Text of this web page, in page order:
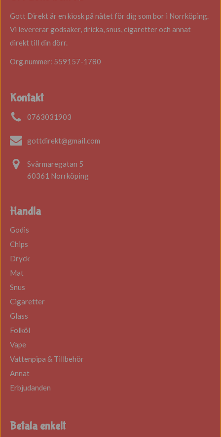
Gott Direkt är en kiosk på nätet för dig som bor i Norrköping.
Vi levererar godsaker, dricka, snus, cigaretter och annat
direkt till din dörr.
Org.nummer: 559157-1780
Kontakt
0763031903
gottdirekt@gmail.com
Svärmaregatan 5
60361 Norrköping
Handla
Godis
Chips
Dryck
Mat
Snus
Cigaretter
Glass
Folköl
Vape
Vattenpipa & Tillbehör
Annat
Erbjudanden
Betala enkelt